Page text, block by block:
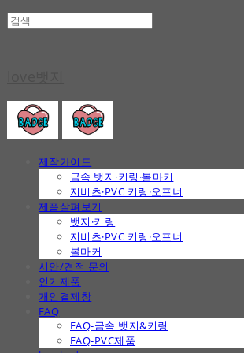
제작가이드
금속 뱃지·키링·볼마커
지비츠·PVC 키링·오프너
제품살펴보기
뱃지·키링
지비츠·PVC 키링·오프너
볼마커
시안/견적 문의
인기제품
개인결제창
FAQ
FAQ-금속 뱃지&키링
FAQ-PVC제품